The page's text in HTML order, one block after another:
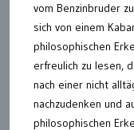
vom Benzinbruder
sich von einem
philosophischen
erfreulich zu lesen,
nach einer nicht
nachzudenken und
philosophischen